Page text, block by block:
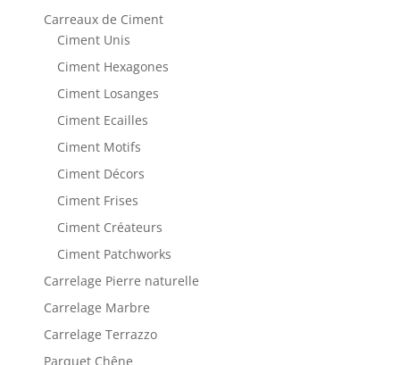
Carreaux de Ciment
Ciment Unis
Ciment Hexagones
Ciment Losanges
Ciment Ecailles
Ciment Motifs
Ciment Décors
Ciment Frises
Ciment Créateurs
Ciment Patchworks
Carrelage Pierre naturelle
Carrelage Marbre
Carrelage Terrazzo
Parquet Chêne